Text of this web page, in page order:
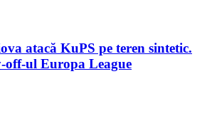
atacă KuPS pe teren sintetic.
off-ul Europa League